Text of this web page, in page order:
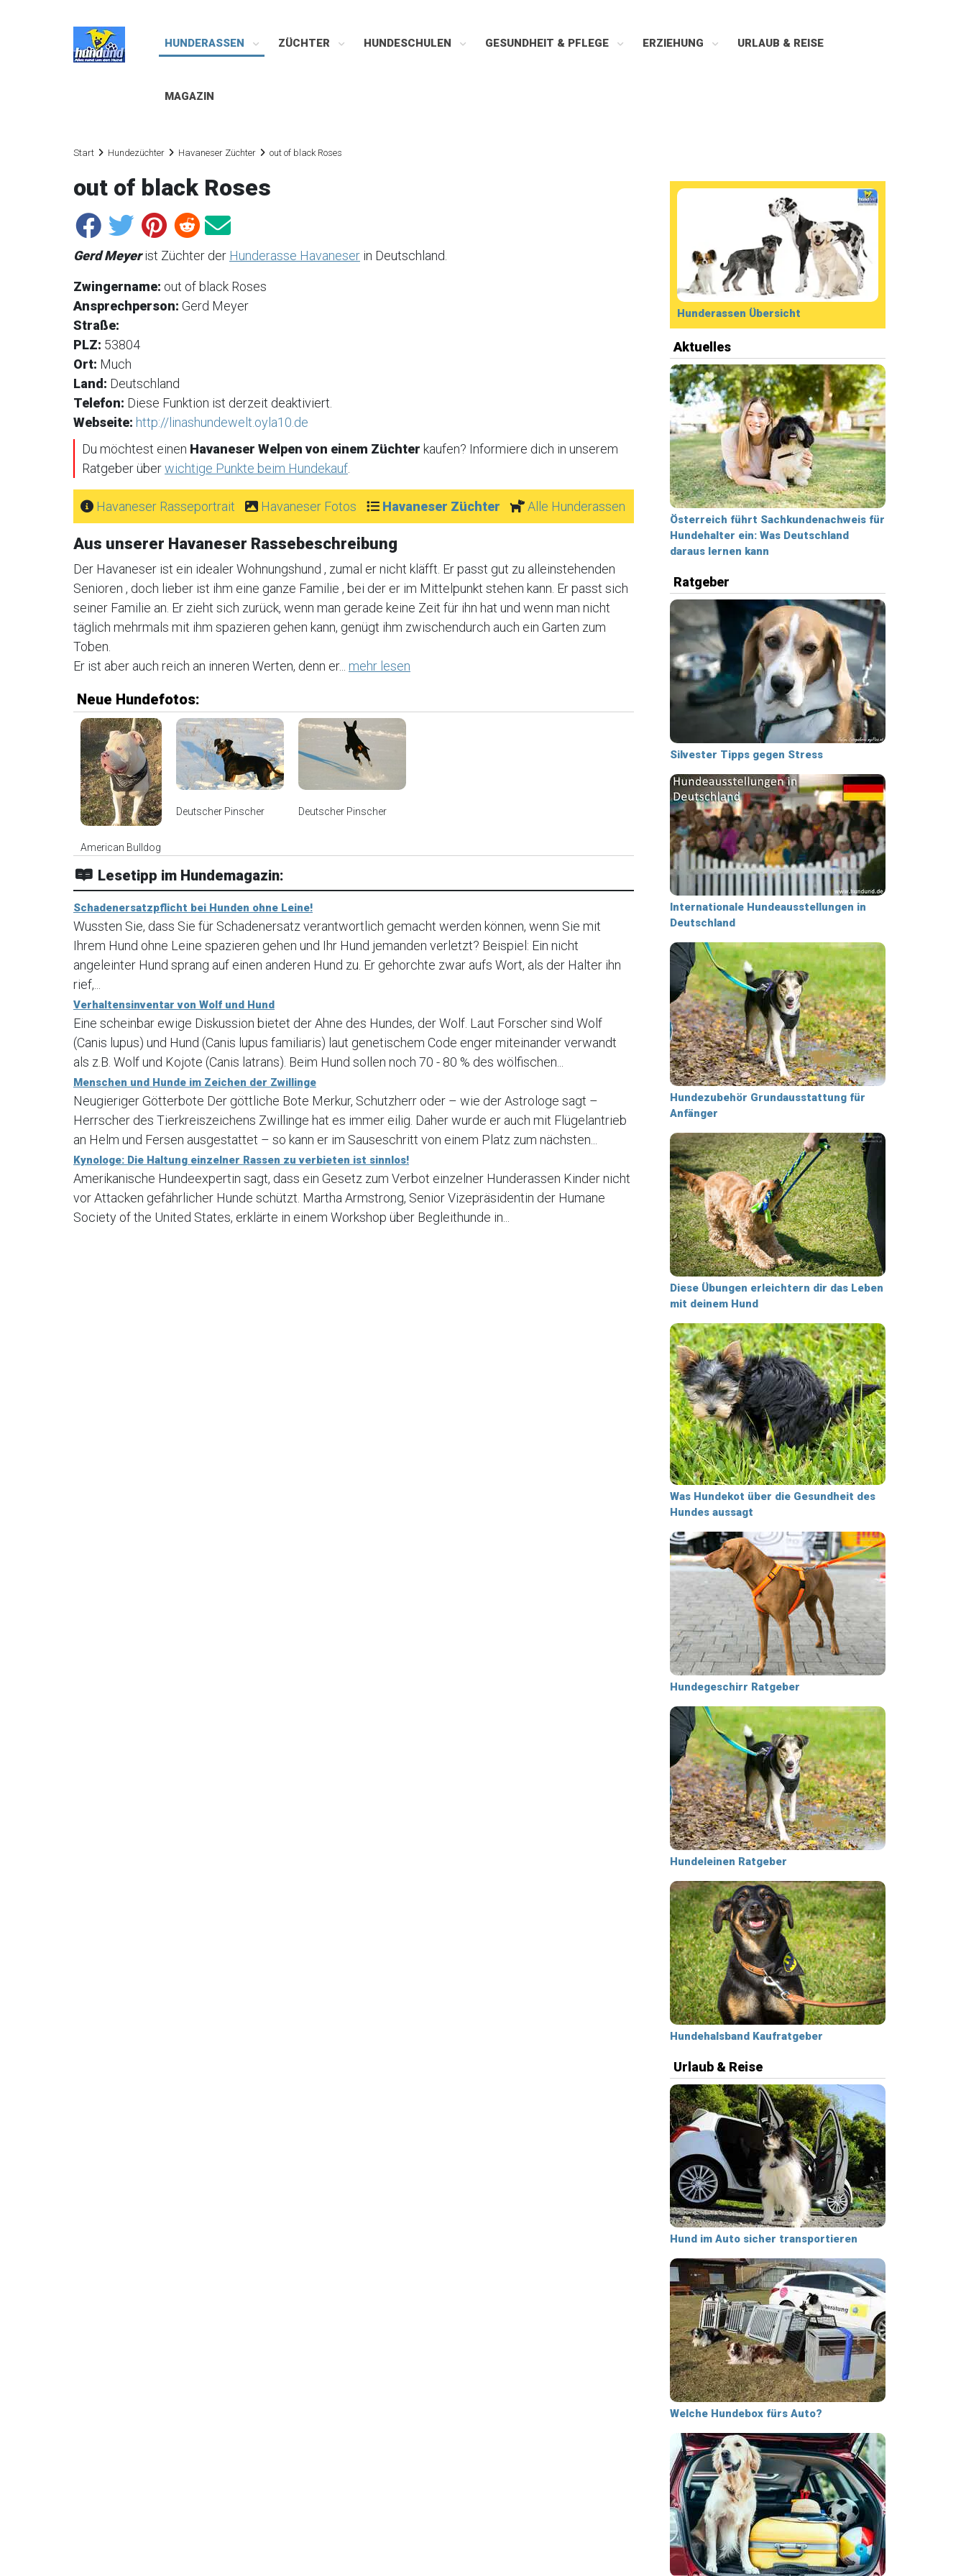
HUNDERASSEN ZÜCHTER HUNDESCHULEN GESUNDHEIT & PFLEGE ERZIEHUNG URLAUB & REISE
MAGAZIN
Start Hundezüchter Havaneser Züchter out of black Roses
out of black Roses
Gerd Meyerist Züchter der Hunderasse Havaneser in Deutschland.
Zwingername: out of black Roses
Ansprechperson: Gerd Meyer
Straße:
PLZ: 53804
Ort: Much
Land: Deutschland
Telefon: Diese Funktion ist derzeit deaktiviert.
Webseite: http://linashundewelt.oyla10.de
Du möchtest einen Havaneser Welpen von einem Züchter kaufen? Informiere dich in unserem
Ratgeber überwichtige Punkte beim Hundekauf
Havaneser Rasseportrait Havaneser Fotos Havaneser Züchter Alle Hunderassen
Aus unserer Havaneser Rassebeschreibung
Der Havaneser ist ein idealer Wohnungshund , zumal er nicht kläfft. Er passt gut zu alleinstehenden
Senioren , doch lieber ist ihm eine ganze Familie , bei der er im Mittelpunkt stehen kann. Er passt sich
seiner Familie an. Er zieht sich zurück, wenn man gerade keine Zeit für ihn hat und wenn man nicht
täglich mehrmals mit ihm spazieren gehen kann, genügt ihm zwischendurch auch ein Garten zum
Toben.
Er ist aber auch reich an inneren Werten, denn er... mehr lesen
Neue Hundefotos:
American Bulldog
Deutscher Pinscher Deutscher Pinscher
Lesetipp im Hundemagazin:
Schadenersatzpflicht bei Hunden ohne Leine!
Wussten Sie, dass Sie für Schadenersatz verantwortlich gemacht werden können, wenn Sie mit
Ihrem Hund ohne Leine spazieren gehen und Ihr Hund jemanden verletzt? Beispiel: Ein nicht
angeleinter Hund sprang auf einen anderen Hund zu. Er gehorchte zwar aufs Wort, als der Halter ihn
rief,...
Verhaltensinventar von Wolf und Hund
Eine scheinbar ewige Diskussion bietet der Ahne des Hundes, der Wolf. Laut Forscher sind Wolf
(Canis lupus) und Hund (Canis lupus familiaris) laut genetischem Code enger miteinander verwandt
als z.B. Wolf und Kojote (Canis latrans). Beim Hund sollen noch 70 - 80 % des wölfischen...
Menschen und Hunde im Zeichen der Zwillinge
Neugieriger Götterbote Der göttliche Bote Merkur, Schutzherr oder – wie der Astrologe sagt –
Herrscher des Tierkreiszeichens Zwillinge hat es immer eilig. Daher wurde er auch mit Flügelantrieb
an Helm und Fersen ausgestattet – so kann er im Sauseschritt von einem Platz zum nächsten...
Kynologe: Die Haltung einzelner Rassen zu verbieten ist sinnlos!
Amerikanische Hundeexpertin sagt, dass ein Gesetz zum Verbot einzelner Hunderassen Kinder nicht
vor Attacken gefährlicher Hunde schützt. Martha Armstrong, Senior Vizepräsidentin der Humane
Society of the United States, erklärte in einem Workshop über Begleithunde in...
Hunderassen Übersicht
Aktuelles
Österreich führt Sachkundenachweis für
Hundehalter ein: Was Deutschland
daraus lernen kann
Ratgeber
Silvester Tipps gegen Stress
Internationale Hundeausstellungen in
Deutschland
Hundezubehör Grundausstattung für
Anfänger
Diese Übungen erleichtern dir das Leben
mit deinem Hund
Was Hundekot über die Gesundheit des
Hundes aussagt
Hundegeschirr Ratgeber
Hundeleinen Ratgeber
Hundehalsband Kaufratgeber
Urlaub & Reise
Hund im Auto sicher transportieren
Welche Hundebox fürs Auto?